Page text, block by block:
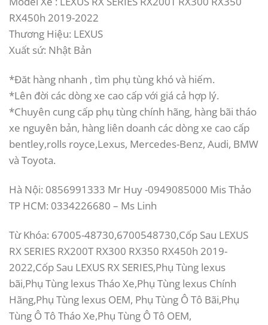
RX450h 2019-2022
Thương Hiệu: LEXUS
Xuất sứ: Nhật Bản
*Đăt hàng nhanh , tìm phụ tùng khó và hiếm.
*Lên đời các dòng xe cao cấp với giá cả hợp lý.
*Chuyên cung cấp phụ tùng chính hãng, hàng bãi tháo
xe nguyên bản, hàng liên doanh các dòng xe cao cấp
bentley,rolls royce,Lexus, Mercedes-Benz, Audi, BMW
và Toyota.
Hà Nội: 0856991333 Mr Huy -0949085000 Mis Thảo
TP HCM: 0334226680 – Ms Linh
Từ Khóa: 67005-48730,6700548730,Cốp Sau LEXUS
RX SERIES RX200T RX300 RX350 RX450h 2019-
2022,Cốp Sau LEXUS RX SERIES,Phụ Tùng lexus
bãi,Phụ Tùng lexus Tháo Xe,Phụ Tùng lexus Chính
Hãng,Phụ Tùng lexus OEM, Phụ Tùng Ô Tô Bãi,Phụ
Tùng Ô Tô Tháo Xe,Phụ Tùng Ô Tô OEM,